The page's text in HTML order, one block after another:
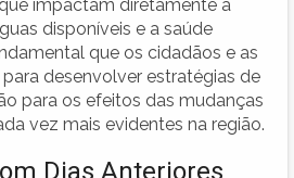
impactam diretamente a
disponíveis e a saúde
que os cidadãos e as
desenvolver estratégias de
para os efeitos das mudanças
vez mais evidentes na região.
Dias Anteriores